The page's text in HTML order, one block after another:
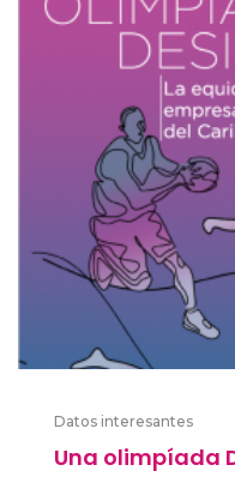
Datos interesantes
Una olimpíada